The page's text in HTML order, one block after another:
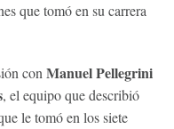
que tomó en su carrera
con Manuel Pellegrini
, el equipo que describió
le tomó en los siete